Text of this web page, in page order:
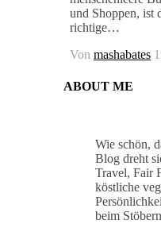
und Shoppen, ist
richtige…
Von mashabates
ABOUT ME
Wie schön,
Blog dreht
Travel, Fair
köstliche
beim